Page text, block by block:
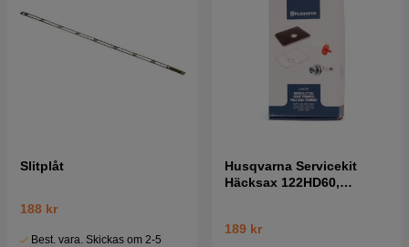
Slitplåt
188 kr
Best. vara. Skickas om 2-5
Husqvarna Servicekit
Häcksax 122HD60,
189 kr